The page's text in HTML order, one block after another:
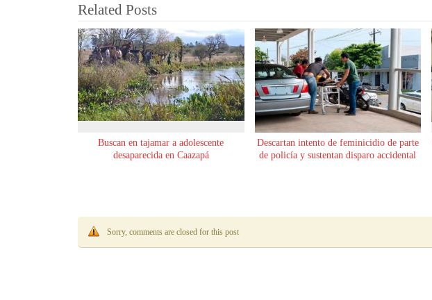
Related Posts
Buscan en tajamar a adolescente
desaparecida en Caazapá
Descartan intento de feminicidio de parte
de policía y sustentan disparo accidental
Sorry, comments are closed for this post